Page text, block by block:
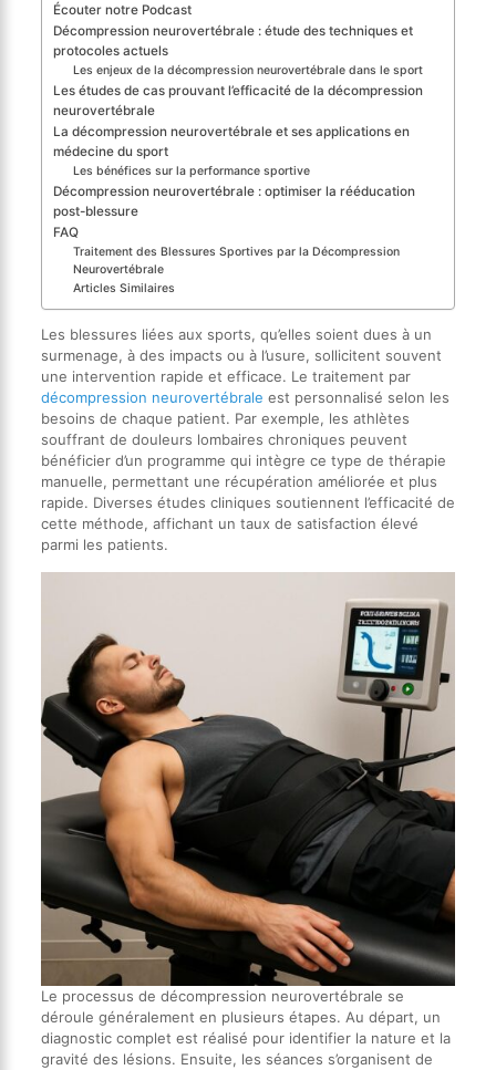
Écouter notre Podcast
Décompression neurovertébrale : étude des techniques et
protocoles actuels
Les enjeux de la décompression neurovertébrale dans le sport
Les études de cas prouvant l’efficacité de la décompression
neurovertébrale
La décompression neurovertébrale et ses applications en
médecine du sport
Les bénéfices sur la performance sportive
Décompression neurovertébrale : optimiser la rééducation
post-blessure
FAQ
Traitement des Blessures Sportives par la Décompression
Neurovertébrale
Articles Similaires
Les blessures liées aux sports, qu’elles soient dues à un
surmenage, à des impacts ou à l’usure, sollicitent souvent
une intervention rapide et efficace. Le traitement par
décompression neurovertébrale est personnalisé selon les
besoins de chaque patient. Par exemple, les athlètes
souffrant de douleurs lombaires chroniques peuvent
bénéficier d’un programme qui intègre ce type de thérapie
manuelle, permettant une récupération améliorée et plus
rapide. Diverses études cliniques soutiennent l’efficacité de
cette méthode, affichant un taux de satisfaction élevé
parmi les patients.
Le processus de décompression neurovertébrale se
déroule généralement en plusieurs étapes. Au départ, un
diagnostic complet est réalisé pour identifier la nature et la
gravité des lésions. Ensuite, les séances s’organisent de